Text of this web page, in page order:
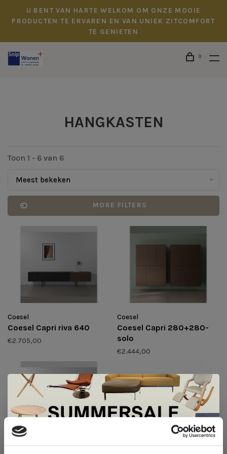
U BENT VAN HARTE WELKOM OM ONZE MOOIE
PRODUCTEN TE ERVAREN EN VAN UNIEK ZITCOMFORT
TE GENIETEN
0
HANGKASTEN
Toon 1 - 6 van 6
Meest bekeken
MORE FILTERS
Coesel
Coesel Capri riva 640
€2.705,00
Coesel
Coesel Capri 280+280-
solo
€2.444,00
De Summer Sale bij Snip Wonen+ is